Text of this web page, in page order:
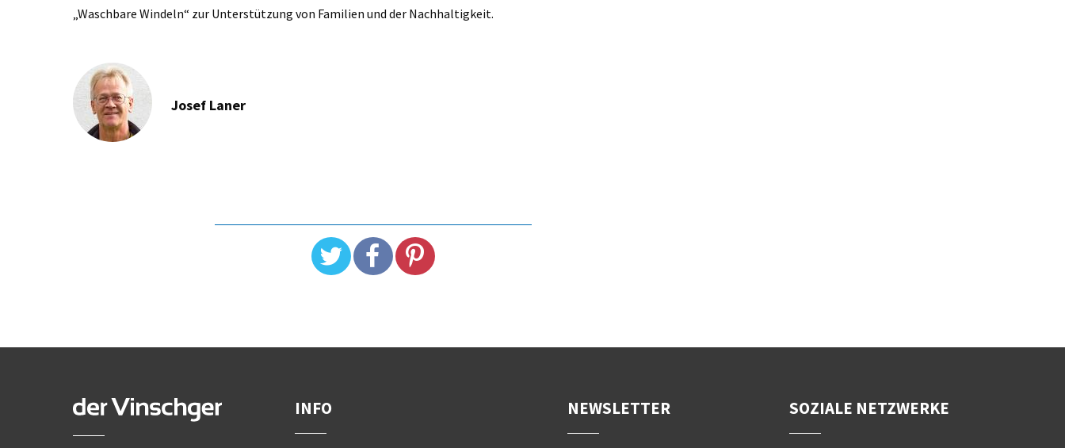
„Waschbare Windeln“ zur Unterstützung von Familien und der Nachhaltigkeit.
Josef Laner
INFO NEWSLETTER SOZIALE NETZWERKE